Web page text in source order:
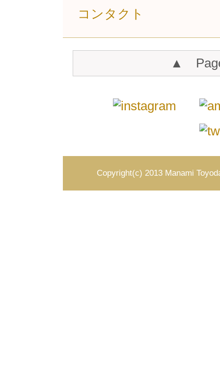
コンタクト
▲
Copyright(c) 2013 Manami